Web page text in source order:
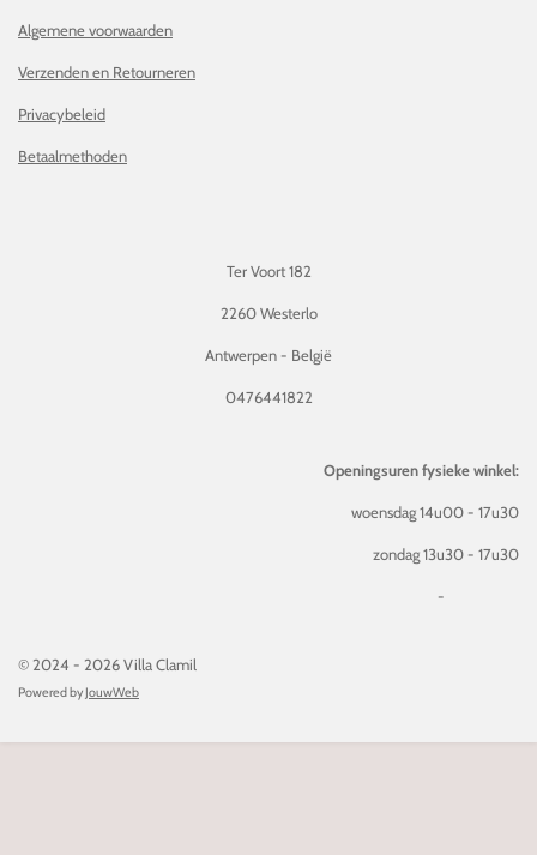
Algemene voorwaarden
Verzenden en Retourneren
Privacybeleid
Betaalmethoden
Ter Voort 182
2260 Westerlo
Antwerpen - België
0476441822
Openingsuren fysieke winkel:
woensdag 14u00 - 17u30
zondag 13u30 - 17u30
-
© 2024 - 2026 Villa Clamil
Powered by JouwWeb